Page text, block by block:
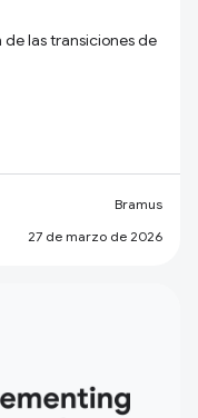
las transiciones de
Bramus
27 de marzo de 2026